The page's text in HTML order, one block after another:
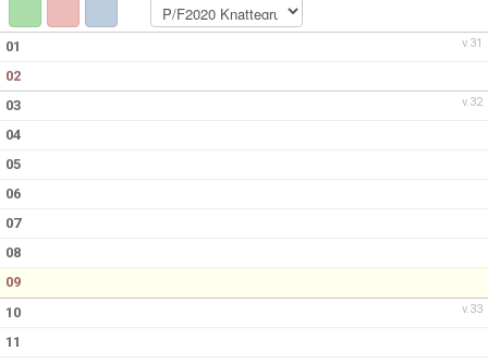
DOKUMENT
KONTAKT
v.31
01
02
v.32
03
04
05
06
07
08
09
v.33
10
11